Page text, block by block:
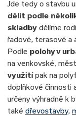
Jde tedy o stavbu
dělit podle
skladby dělíme
řadové, terasové a
Podle polohy v
na venkovské,
využitípak na
doplňkové činnosti
určeny výhradně k
také dřevostavby,